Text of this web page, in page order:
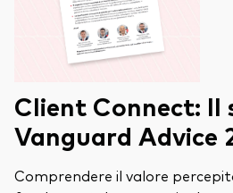
Client Connect: Il
Vanguard Advice
Comprendere il valore